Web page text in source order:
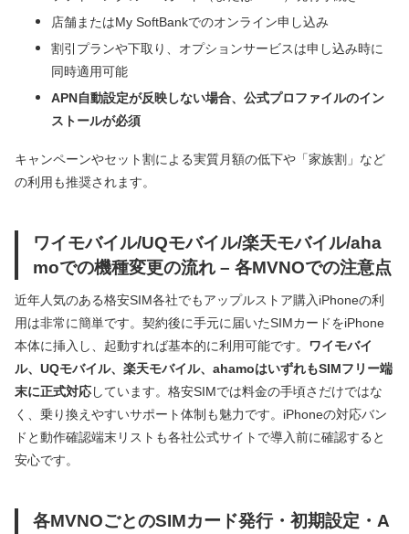
店舗またはMy SoftBankでのオンライン申し込み
割引プランや下取り、オプションサービスは申し込み時に
同時適用可能
APN自動設定が反映しない場合、公式プロファイルのイン
ストールが必須
キャンペーンやセット割による実質月額の低下や「家族割」など
の利用も推奨されます。
ワイモバイル/UQモバイル/楽天モバイル/aha
moでの機種変更の流れ – 各MVNOでの注意点
近年人気のある格安SIM各社でもアップルストア購入iPhoneの利
用は非常に簡単です。契約後に手元に届いたSIMカードをiPhone
本体に挿入し、起動すれば基本的に利用可能です。
ワイモバイ
ル、UQモバイル、楽天モバイル、ahamoはいずれもSIMフリー端
末に正式対応しています。格安SIMでは料金の手頃さだけではな
く、乗り換えやすいサポート体制も魅力です。iPhoneの対応バン
ドと動作確認端末リストも各社公式サイトで導入前に確認すると
安心です。
各MVNOごとのSIMカード発行・初期設定・A